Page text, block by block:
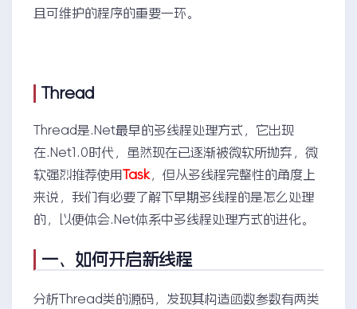
且可维护的程序的重要一环。
Thread
Thread是.Net最早的多线程处理方式，它出现
在.Net1.0时代，虽然现在已逐渐被微软所抛弃，微
软强烈推荐使用Task ，但从多线程完整性的角度上
来说，我们有必要了解下早期多线程的是怎么处理
的，以便体会.Net体系中多线程处理方式的进化。
一、如何开启新线程
分析Thread类的源码，发现其构造函数参数有两类